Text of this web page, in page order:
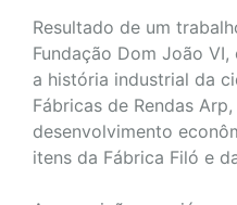
Resultado de um
Fundação Dom João
a história industrial da
Fábricas de Rendas
desenvolvimento
itens da Fábrica Filó e